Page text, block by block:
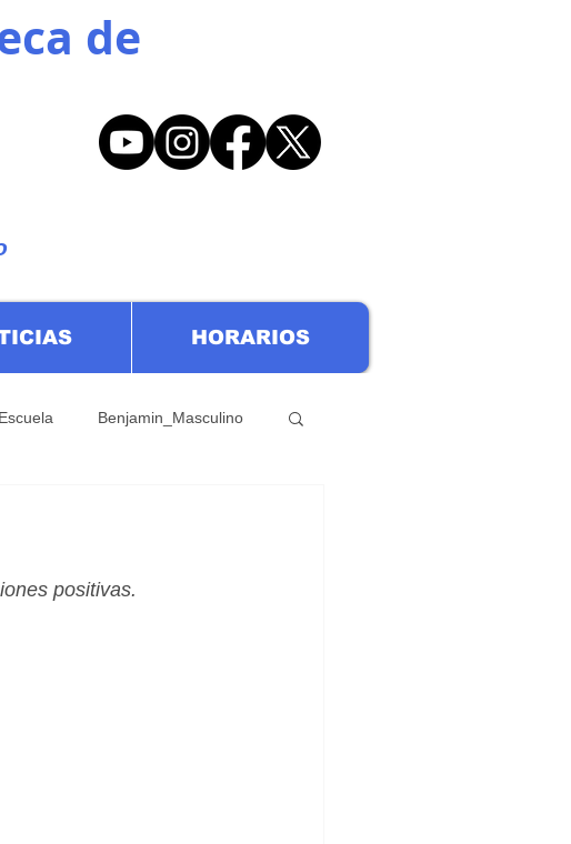
de
HORARIOS
Escuela Benjamin_Masculino
positivas.